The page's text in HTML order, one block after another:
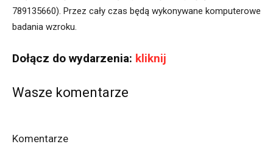
789135660). Przez cały czas będą wykonywane komputerowe
badania wzroku.
Dołącz do wydarzenia: kliknij
Wasze komentarze
Komentarze